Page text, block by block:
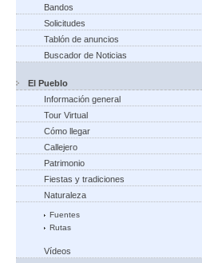
Bandos
Solicitudes
Tablón de anuncios
Buscador de Noticias
El Pueblo
Información general
Tour Virtual
Cómo llegar
Callejero
Patrimonio
Fiestas y tradiciones
Naturaleza
Fuentes
Rutas
Vídeos